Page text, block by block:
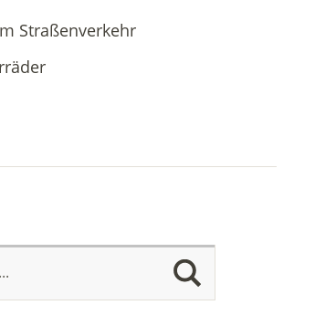
Straßenverkehr